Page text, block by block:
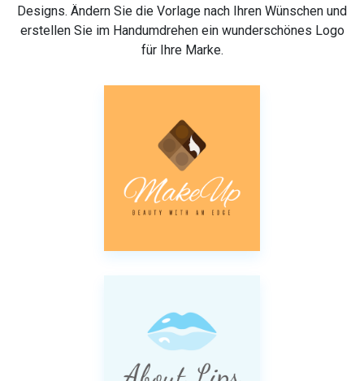
Designs. Ändern Sie die Vorlage nach Ihren Wünschen und
erstellen Sie im Handumdrehen ein wunderschönes Logo
für Ihre Marke.